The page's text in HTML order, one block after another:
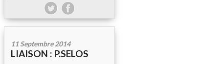
11 Septembre 2014
LIAISON : P.SELOS